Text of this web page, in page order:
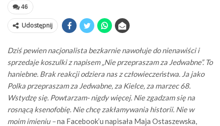
46
Udostępnij
Dziś pewien nacjonalista bezkarnie nawołuje do nienawiści i
sprzedaje koszulki z napisem „Nie przepraszam za Jedwabne”. To
haniebne. Brak reakcji odziera nas z człowieczeństwa. Ja jako
Polka przepraszam za Jedwabne, za Kielce, za marzec 68.
Wstydzę się. Powtarzam- nigdy więcej. Nie zgadzam się na
rosnącą ksenofobię. Nie chcę zakłamywania historii. Nie w
moim imieniu –na Facebook’u napisała Maja Ostaszewska,